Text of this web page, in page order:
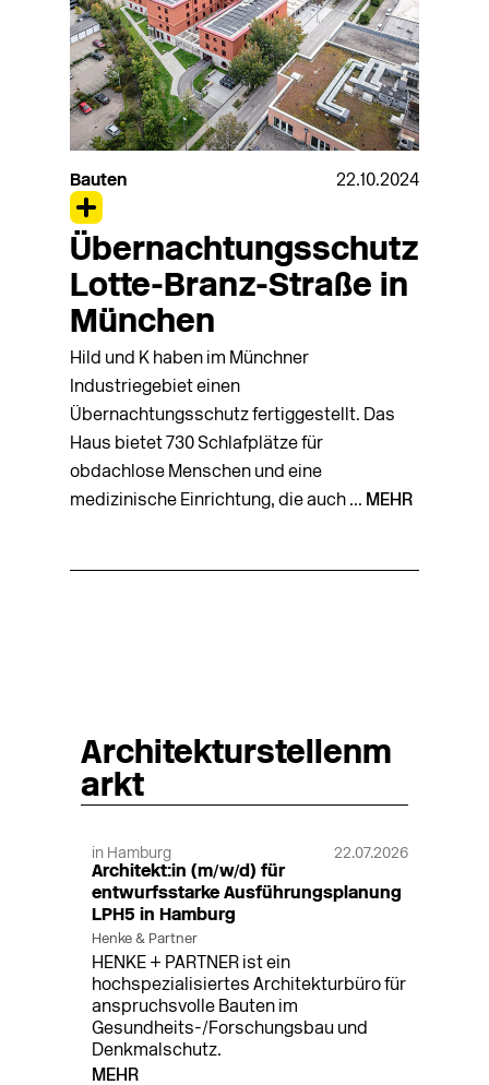
Bauten 22.10.2024
Übernachtungsschutz
Lotte-Branz-Straße in
München
Hild und K haben im Münchner
Industriegebiet einen
Übernachtungsschutz fertiggestellt. Das
Haus bietet 730 Schlafplätze für
obdachlose Menschen und eine
medizinische Einrichtung, die auch ... MEHR
Architekturstellenm
arkt
in Hamburg 22.07.2026
Architekt:in (m/w/d) für
entwurfsstarke Ausführungsplanung
LPH5 in Hamburg
Henke & Partner
HENKE + PARTNER ist ein
hochspezialisiertes Architekturbüro für
anspruchsvolle Bauten im
Gesundheits-/Forschungsbau und
Denkmalschutz.
MEHR